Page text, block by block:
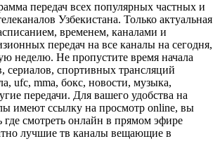
передач всех популярных частных и
Узбекистана. Только актуальная
временем, каналами и
передач на все каналы на сегодня,
неделю. Не пропустите время начала
спортивных трансляций
ufc, mma, бокс, новости, музыка,
передачи. Для вашего удобства на
имеют ссылку на просмотр online, вы
где смотреть онлайн в прямом эфире
лучшие тв каналы вещающие в